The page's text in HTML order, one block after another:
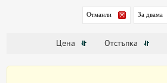
Отманли За двама
Цена Отстъпка